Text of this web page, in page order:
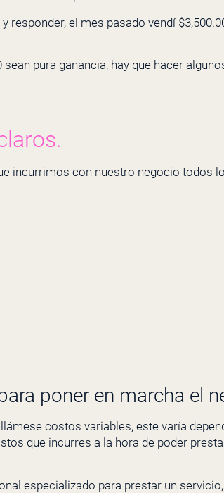
responder, el mes pasado vendí
pura ganancia, hay que hacer
incurrimos con nuestro negocio todos
poner en marcha el
costos variables, este varía
que incurres a la hora de poder
especializado para prestar un